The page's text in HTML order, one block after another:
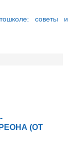
советы и
(ОТ